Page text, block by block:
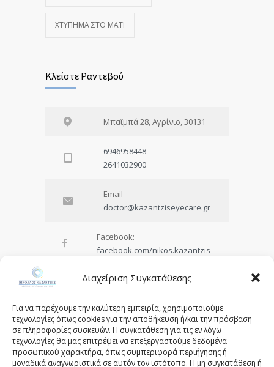
Διαχείριση Συγκατάθεσης
Για να παρέχουμε την καλύτερη εμπειρία, χρησιμοποιούμε
τεχνολογίες όπως cookies για την αποθήκευση ή/και την πρόσβαση
σε πληροφορίες συσκευών. Η συγκατάθεση για τις εν λόγω
τεχνολογίες θα μας επιτρέψει να επεξεργαστούμε δεδομένα
προσωπικού χαρακτήρα, όπως συμπεριφορά περιήγησης ή
μοναδικά αναγνωριστικά σε αυτόν τον ιστότοπο. Η μη συγκατάθεση ή
ΧΤΎΠΗΜΑ ΣΤΟ ΜΆΤΙ
Κλείστε Ραντεβού
Μπαϊμπά 28, Αγρίνιο, 30131
6946958448
2641032900
Email
doctor@kazantziseyecare.gr
Facebook:
facebook.com/nikos.kazantzis
instagram: